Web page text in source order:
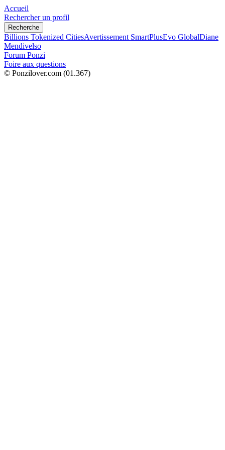
Accueil
Rechercher un profil
Recherche
Billions Tokenized CitiesAvertissement SmartPlusEvo GlobalDiane
Mendivelso
Forum Ponzi
Foire aux questions
© Ponzilover.com (01.367)